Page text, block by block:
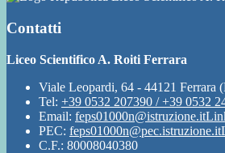
Contatti
Liceo Scientifico A. Roiti Ferrara
Viale Leopardi, 64 - 44121 Ferrara
Tel: +39 0532 207390 / +39 0532
Email: feps01000n@istruzione.it
PEC: feps01000n@pec.istruzione.it
C.F.: 80008040380